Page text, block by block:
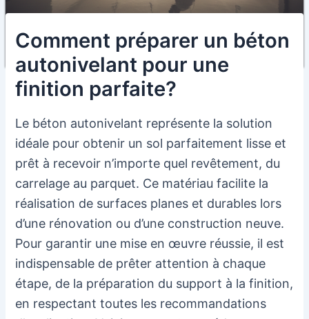
Comment préparer un béton
autonivelant pour une
finition parfaite?
Le béton autonivelant représente la solution
idéale pour obtenir un sol parfaitement lisse et
prêt à recevoir n’importe quel revêtement, du
carrelage au parquet. Ce matériau facilite la
réalisation de surfaces planes et durables lors
d’une rénovation ou d’une construction neuve.
Pour garantir une mise en œuvre réussie, il est
indispensable de prêter attention à chaque
étape, de la préparation du support à la finition,
en respectant toutes les recommandations